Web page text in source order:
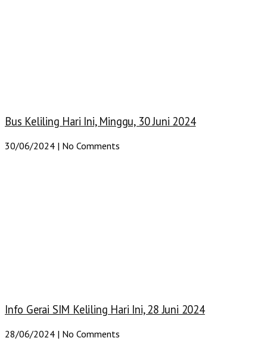
Bus Keliling Hari Ini, Minggu, 30 Juni 2024
30/06/2024 No Comments
Info Gerai SIM Keliling Hari Ini, 28 Juni 2024
28/06/2024 No Comments